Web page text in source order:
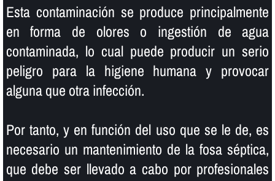
Esta contaminación se produce principalmente
en forma de olores o ingestión de agua
contaminada, lo cual puede producir un serio
peligro para la higiene humana y provocar
alguna que otra infección.
Por tanto, y en función del uso que se le de, es
necesario un mantenimiento de la fosa séptica,
que debe ser llevado a cabo por profesionales